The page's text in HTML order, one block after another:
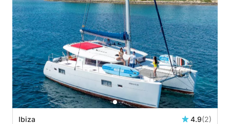
Ibiza 4.9(2)